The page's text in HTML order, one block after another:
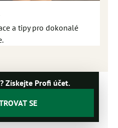
a tipy pro dokonalé
Získejte Profi účet.
SE